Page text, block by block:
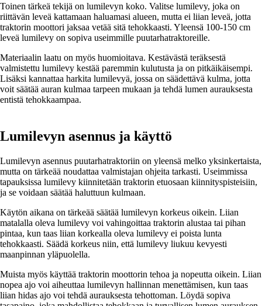
Toinen tärkeä tekijä on lumilevyn koko. Valitse lumilevy, joka on
riittävän leveä kattamaan haluamasi alueen, mutta ei liian leveä, jotta
traktorin moottori jaksaa vetää sitä tehokkaasti. Yleensä 100-150 cm
leveä lumilevy on sopiva useimmille puutarhatraktoreille.
Materiaalin laatu on myös huomioitava. Kestävästä teräksestä
valmistettu lumilevy kestää paremmin kulutusta ja on pitkäikäisempi.
Lisäksi kannattaa harkita lumilevyä, jossa on säädettävä kulma, jotta
voit säätää auran kulmaa tarpeen mukaan ja tehdä lumen aurauksesta
entistä tehokkaampaa.
Lumilevyn asennus ja käyttö
Lumilevyn asennus puutarhatraktoriin on yleensä melko yksinkertaista,
mutta on tärkeää noudattaa valmistajan ohjeita tarkasti. Useimmissa
tapauksissa lumilevy kiinnitetään traktorin etuosaan kiinnityspisteisiin,
ja se voidaan säätää haluttuun kulmaan.
Käytön aikana on tärkeää säätää lumilevyn korkeus oikein. Liian
matalalla oleva lumilevy voi vahingoittaa traktorin alustaa tai pihan
pintaa, kun taas liian korkealla oleva lumilevy ei poista lunta
tehokkaasti. Säädä korkeus niin, että lumilevy liukuu kevyesti
maanpinnan yläpuolella.
Muista myös käyttää traktorin moottorin tehoa ja nopeutta oikein. Liian
nopea ajo voi aiheuttaa lumilevyn hallinnan menettämisen, kun taas
liian hidas ajo voi tehdä aurauksesta tehottoman. Löydä sopiva